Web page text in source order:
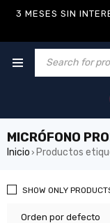
3 MESES SIN
MICRÓFONO
Inicio › Productos
Orden por defecto
SHOW ONLY